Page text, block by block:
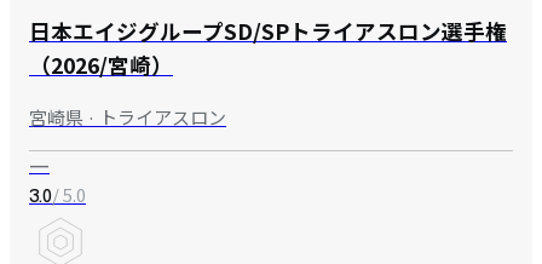
日本エイジグループSD/SPトライアスロン選手権
（2026/宮崎）
宮崎県 · トライアスロン
—
3.0/ 5.0